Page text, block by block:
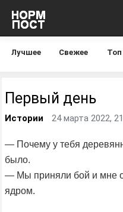
Лучшее Свежее Топ
Первый день
Истории 24 марта 2022,
— Почему у тебя
было.
— Мы приняли бой и мне
ядром.